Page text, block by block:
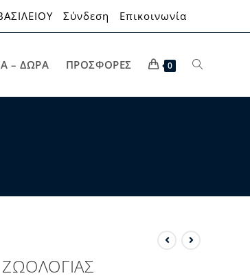
Σύνδεση Επικοινωνία
– ΔΏΡΑ ΠΡΟΣΦΟΡΈΣ 0